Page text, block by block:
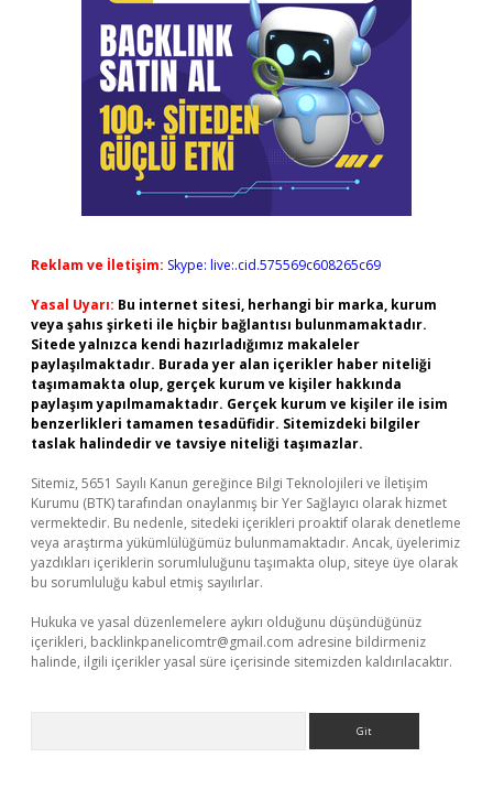
Reklam ve İletişim: Skype: live:.cid.575569c608265c69
Yasal Uyarı: Bu internet sitesi, herhangi bir marka, kurum
veya şahıs şirketi ile hiçbir bağlantısı bulunmamaktadır.
Sitede yalnızca kendi hazırladığımız makaleler
paylaşılmaktadır. Burada yer alan içerikler haber niteliği
taşımamakta olup, gerçek kurum ve kişiler hakkında
paylaşım yapılmamaktadır. Gerçek kurum ve kişiler ile isim
benzerlikleri tamamen tesadüfidir. Sitemizdeki bilgiler
taslak halindedir ve tavsiye niteliği taşımazlar.
Sitemiz, 5651 Sayılı Kanun gereğince Bilgi Teknolojileri ve İletişim
Kurumu (BTK) tarafından onaylanmış bir Yer Sağlayıcı olarak hizmet
vermektedir. Bu nedenle, sitedeki içerikleri proaktif olarak denetleme
veya araştırma yükümlülüğümüz bulunmamaktadır. Ancak, üyelerimiz
yazdıkları içeriklerin sorumluluğunu taşımakta olup, siteye üye olarak
bu sorumluluğu kabul etmiş sayılırlar.
Hukuka ve yasal düzenlemelere aykırı olduğunu düşündüğünüz
içerikleri, backlinkpanelicomtr@gmail.com adresine bildirmeniz
halinde, ilgili içerikler yasal süre içerisinde sitemizden kaldırılacaktır.